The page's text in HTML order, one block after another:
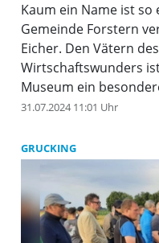
Kaum ein Name ist
Gemeinde Forstern
Eicher. Den Vätern
Wirtschaftswunders
Museum ein
Kürzlich besuchte der
Landwirtschaft und
Museum, das die
Eicher dokumentiert.
31.07.2024 11:01 Uhr
GRUCKING